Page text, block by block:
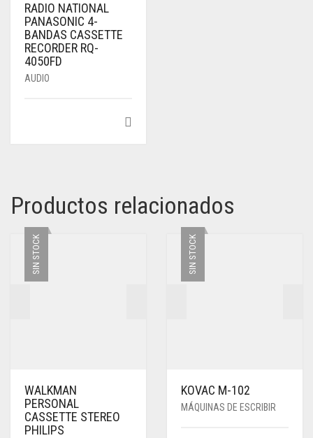
RADIO NATIONAL
PANASONIC 4-
BANDAS CASSETTE
RECORDER RQ-
4050FD
AUDIO
Productos relacionados
SIN STOCK
WALKMAN
PERSONAL
CASSETTE STEREO
PHILIPS
SIN STOCK
KOVAC M-102
MÁQUINAS DE ESCRIBIR